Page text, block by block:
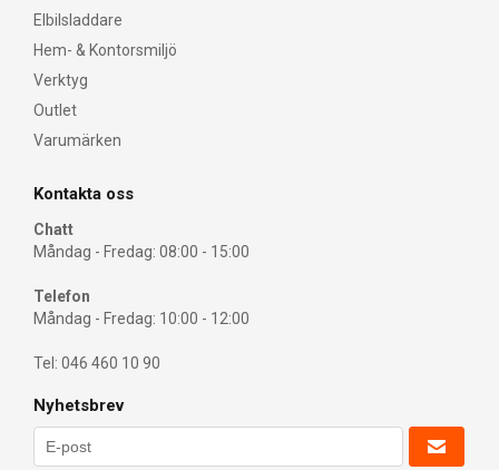
Elbilsladdare
Hem- & Kontorsmiljö
Verktyg
Outlet
Varumärken
Kontakta oss
Chatt
Måndag - Fredag: 08:00 - 15:00
Telefon
Måndag - Fredag: 10:00 - 12:00
Tel: 046 460 10 90
Nyhetsbrev